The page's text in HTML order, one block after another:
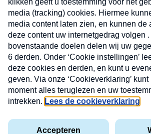
MAX
Cookieverklaring
Nieuwsbrief
Neem hier een gratis abonnement
Consumenten nieuwsbrief. Elke
donderdag in uw mailbox.